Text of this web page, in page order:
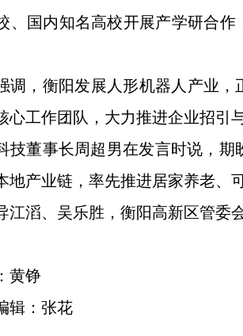
、国内知名高校开展产学研合
调，衡阳发展人形机器人产业
心工作团队，大力推进企业招引
技董事长周超男在发言时说，
地产业链，率先推进居家养老、
江滔、吴乐胜，衡阳高新区管委
黄铮
辑：张花